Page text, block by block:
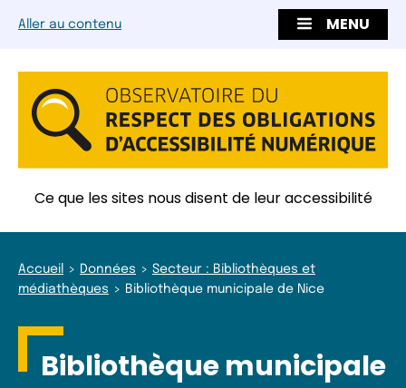
Aller au contenu MENU
Ce que les sites nous disent de leur accessibilité
Accueil Données
Secteur : Bibliothèques et
médiathèques
Bibliothèque municipale de Nice
Bibliothèque municipale